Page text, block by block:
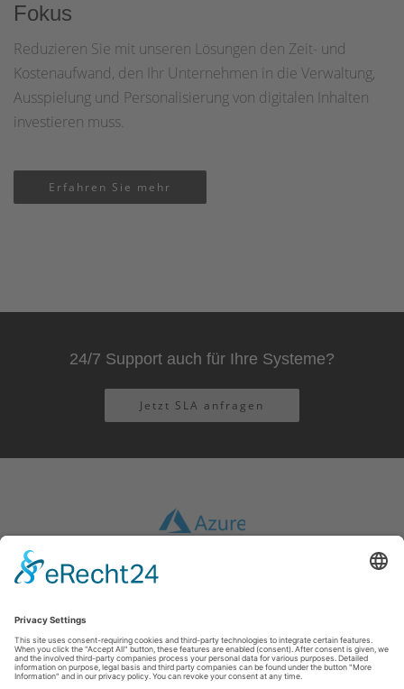
Fokus
Reduzieren Sie mit unseren Lösungen den Zeit- und
Kostenaufwand, den Ihr Unternehmen in die Verwaltung,
Ausspielung und Personalisierung von digitalen Inhalten
investieren muss.
Erfahren Sie mehr
24/7 Support auch für Ihre Systeme?
Jetzt SLA anfragen
Afdruk|GTC|Gegevensbescherming|Disclaimer